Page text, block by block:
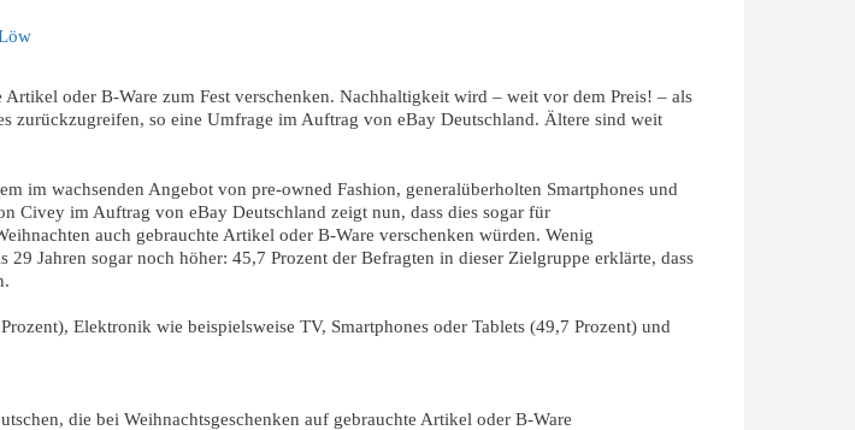
oder B-Ware zum Fest verschenken. Nachhaltigkeit wird – weit vor dem Preis! – als
zurückzugreifen, so eine Umfrage im Auftrag von eBay Deutschland. Ältere sind weit
im wachsenden Angebot von pre-owned Fashion, generalüberholten Smartphones und
Civey im Auftrag von eBay Deutschland zeigt nun, dass dies sogar für
auch gebrauchte Artikel oder B-Ware verschenken würden. Wenig
Jahren sogar noch höher: 45,7 Prozent der Befragten in dieser Zielgruppe erklärte, dass
Elektronik wie beispielsweise TV, Smartphones oder Tablets (49,7 Prozent) und
die bei Weihnachtsgeschenken auf gebrauchte Artikel oder B-Ware